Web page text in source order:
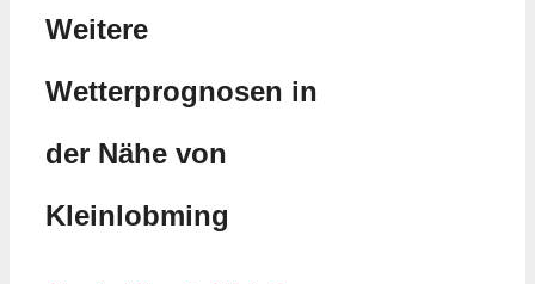
Weitere
Wetterprognosen in
der Nähe von
Kleinlobming